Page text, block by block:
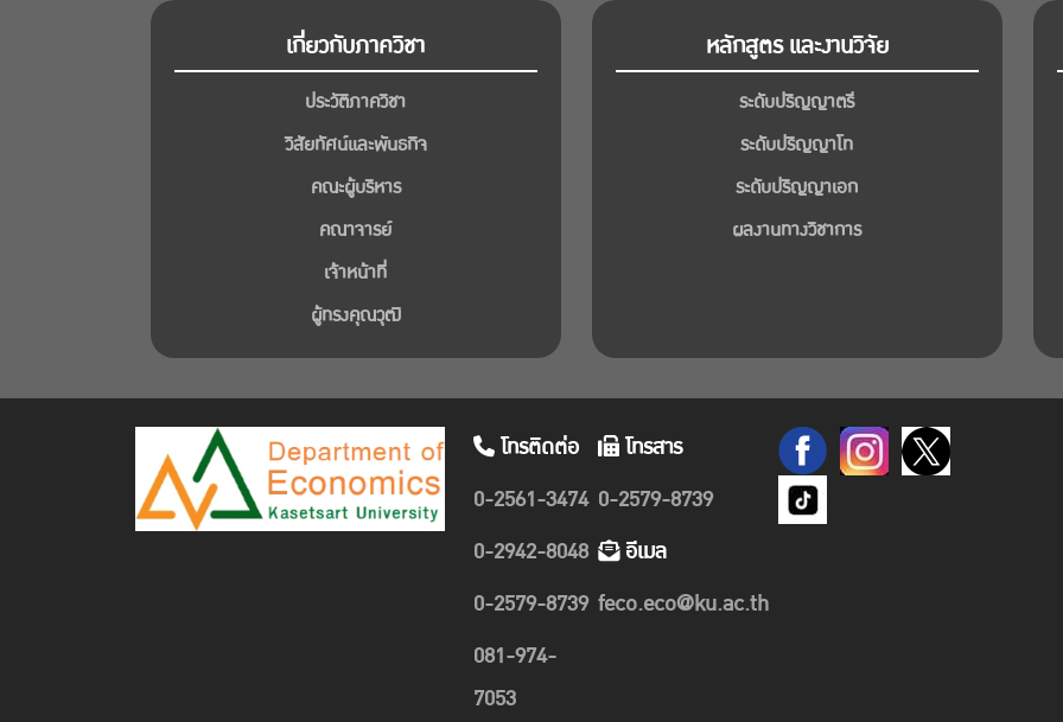
เกี่ยวกับภาควิชา
ประวัติภาควิชา
วิสัยทัศน์และพันธกิจ
คณะผู้บริหาร
คณาจารย์
เจ้าหน้าที่
ผู้ทรงคุณวุฒิ
หลักสูตร และงานวิจัย
ระดับปริญญาตรี
ระดับปริญญาโท
ระดับปริญญาเอก
ผลงานทางวิชาการ
โทรติดต่อ
0-2561-3474
0-2942-8048
0-2579-8739
081-974-
7053
โทรสาร
0-2579-8739
อีเมล
feco.eco@ku.ac.th